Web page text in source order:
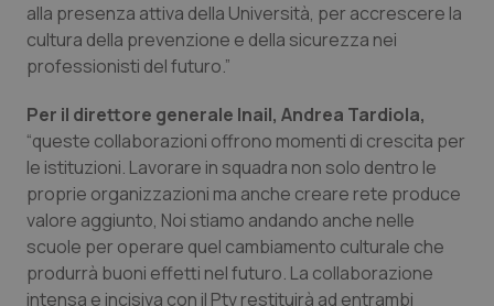
Quotidiano Pediatria
Salute orale & impianti
Sangue & coagulazione
Tiroide
alla presenza attiva della Università, per accrescere la
cultura della prevenzione e della sicurezza nei
professionisti del futuro.”
Per il direttore generale Inail, Andrea Tardiola,
“queste collaborazioni offrono momenti di crescita per
le istituzioni. Lavorare in squadra non solo dentro le
proprie organizzazioni ma anche creare rete produce
valore aggiunto, Noi stiamo andando anche nelle
scuole per operare quel cambiamento culturale che
produrrà buoni effetti nel futuro. La collaborazione
intensa e incisiva con il Ptv restituirà ad entrambi